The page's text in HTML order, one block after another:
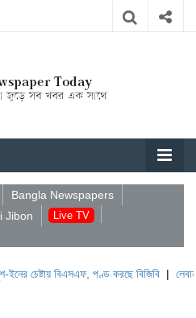
Bangla Newspapers
Jibon Live TV
বিএসএফ, পণ্ড করছে বিজিবি |লেবাননের